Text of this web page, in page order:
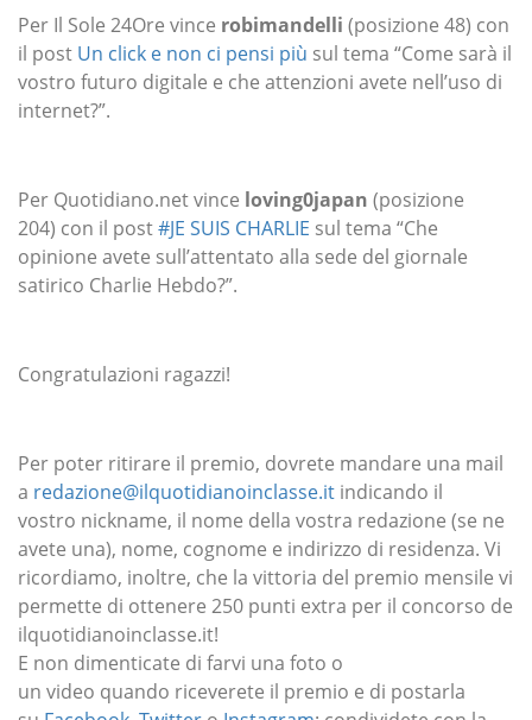
Per Il Sole 24Ore vince robimandelli (posizione 48) con
il post Un click e non ci pensi più sul tema “Come sarà il
vostro futuro digitale e che attenzioni avete nell’uso di
internet?”.
Per Quotidiano.net vince loving0japan (posizione
204) con il post#JE SUIS CHARLIE sul tema “Che
opinione avete sull’attentato alla sede del giornale
satirico Charlie Hebdo?”.
Congratulazioni ragazzi!
Per poter ritirare il premio, dovrete mandare una mail
a redazione@ilquotidianoinclasse.it indicando il
vostro nickname, il nome della vostra redazione (se ne
avete una), nome, cognome e indirizzo di residenza. Vi
ricordiamo, inoltre, che la vittoria del premio mensile vi
permette di ottenere 250 punti extra per il concorso de
ilquotidianoinclasse.it!
E non dimenticate di farvi una foto o
un video quando riceverete il premio e di postarla